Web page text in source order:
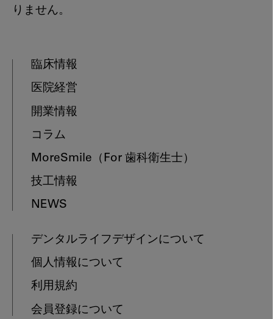
りません。
臨床情報
医院経営
開業情報
コラム
MoreSmile （For 歯科衛生士）
技工情報
NEWS
デンタルライフデザインについて
個人情報について
利用規約
会員登録について